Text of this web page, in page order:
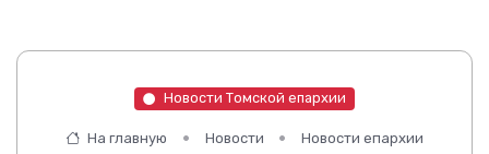
Новости Томской епархии
На главную Новости Новости епархии